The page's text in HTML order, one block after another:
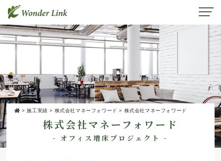
株式会社マネーフォワード
- オフィス増床プロジェクト -
>施工実績 > 株式会社マネーフォワード > 株式会社マネーフォワード